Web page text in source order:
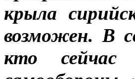
крыла
возможен. В
кто сейчас